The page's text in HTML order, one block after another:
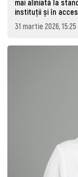
mai aliniată la
instituții și în
31 martie 2026, 15:25